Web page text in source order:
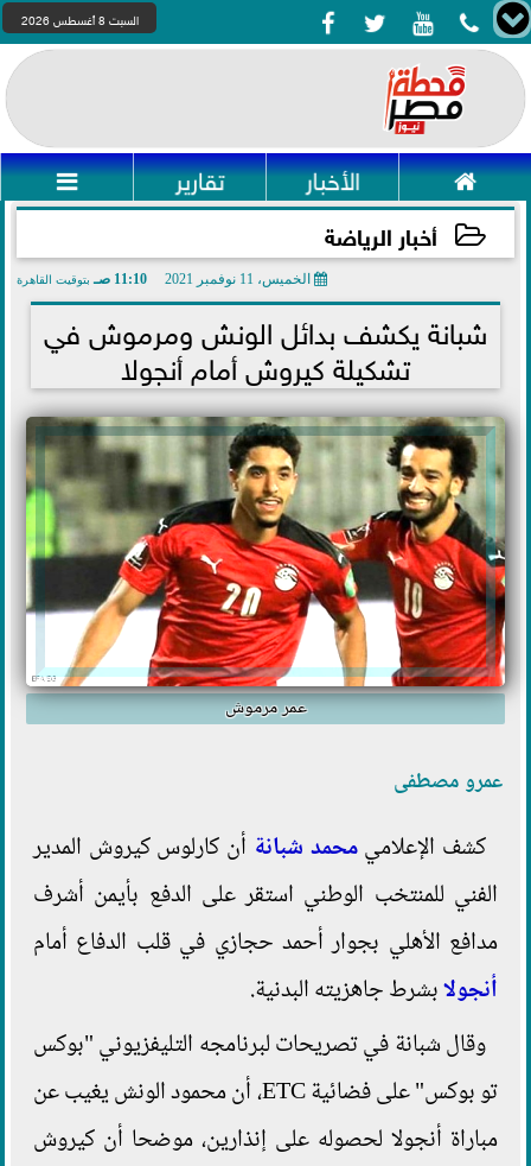
    السبت 8 أغسطس 2026
 الأخبار تقارير 
أخبار الرياضة
الخميس، 11 نوفمبر 2021 11:10 صـ بتوقيت القاهرة
شبانة يكشف بدائل الونش ومرموش في
تشكيلة كيروش أمام أنجولا
عمر مرموش
عمرو مصطفى
كشف الإعلاميمحمد شبانة أن كارلوس كيروش المدير
الفني للمنتخب الوطني استقر على الدفع بأيمن أشرف
مدافع الأهلي بجوار أحمد حجازي في قلب الدفاع أمام
أنجولابشرط جاهزيته البدنية.
وقال شبانة في تصريحات لبرنامجه التليفزيوني "بوكس
تو بوكس" على فضائية ETC، أن محمود الونش يغيب عن
مباراة أنجولا لحصوله على إنذارين، موضحا أن كيروش